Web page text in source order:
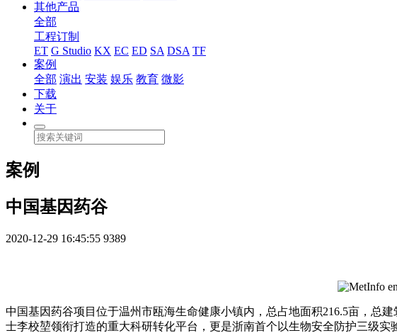
其他产品
全部
工程订制
ET G Studio KX EC ED SA DSA TF
案例
全部 演出 安装 娱乐 教育 微影
下载
关于
案例
中国基因药谷
2020-12-29 16:45:55 9389
中国基因药谷项目位于温州市瓯海生命健康小镇内，总占地面积216.5亩，总
士李校堃领衔打造的重大科研转化平台，更是浙南首个以生物安全防护三级实